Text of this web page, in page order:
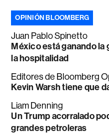
OPINIÓN BLOOMBERG
Juan Pablo Spinetto
México está ganando la
la hospitalidad
Editores de Bloomberg
Kevin Warsh tiene que
Liam Denning
Un Trump acorralado
grandes petroleras